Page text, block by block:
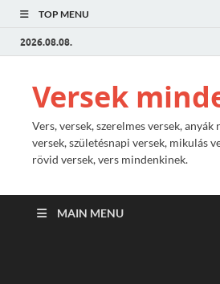
TOP MENU
2026.08.08.
Versek
Vers, versek, szerelmes versek,
versek, születésnapi versek, mikulás
rövid versek, vers mindenkinek.
MAIN MENU